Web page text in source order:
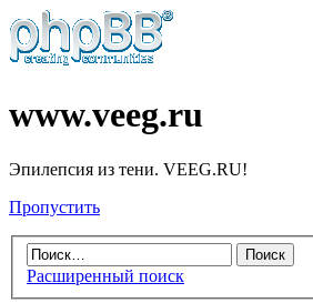
www.veeg.ru
Эпилепсия из тени. VEEG.RU!
Пропустить
Расширенный поиск